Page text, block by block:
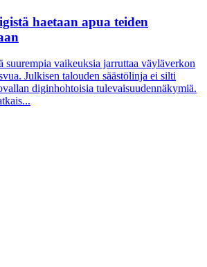
haetaan apua teiden
suurempia vaikeuksia jarruttaa väyläverkon
Julkisen talouden säästölinja ei silti
diginhohtoisia tulevaisuudennäkymiä.